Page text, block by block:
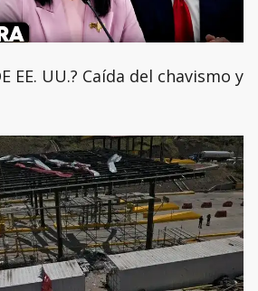
EE. UU.? Caída del chavismo y